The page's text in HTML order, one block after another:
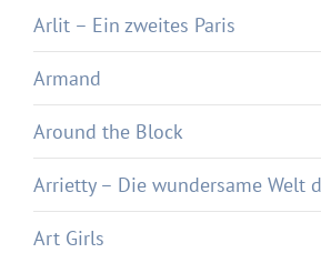
Arlit – Ein zweites Paris
Armand
Around the Block
Arrietty – Die wundersame Welt
Art Girls